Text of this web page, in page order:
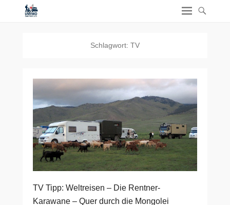
Schlagwort: TV
TV Tipp: Weltreisen – Die Rentner-
Karawane – Quer durch die Mongolei